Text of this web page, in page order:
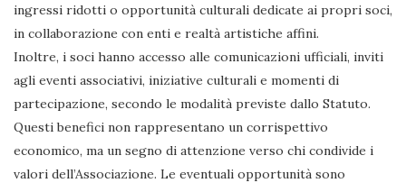
ingressi ridotti o opportunità culturali dedicate ai propri soci,
in collaborazione con enti e realtà artistiche affini.
Inoltre, i soci hanno accesso alle comunicazioni ufficiali, inviti
agli eventi associativi, iniziative culturali e momenti di
partecipazione, secondo le modalità previste dallo Statuto.
Questi benefici non rappresentano un corrispettivo
economico, ma un segno di attenzione verso chi condivide i
valori dell’Associazione. Le eventuali opportunità sono